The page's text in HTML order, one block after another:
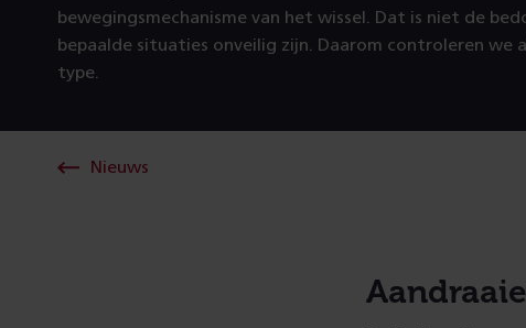
bewegingsmechanisme van het wissel. Dat is niet de
bepaalde situaties onveilig zijn. Daarom controleren we
type.
Nieuws